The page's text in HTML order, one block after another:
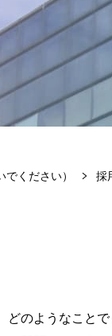
でください） 採
どのようなこと